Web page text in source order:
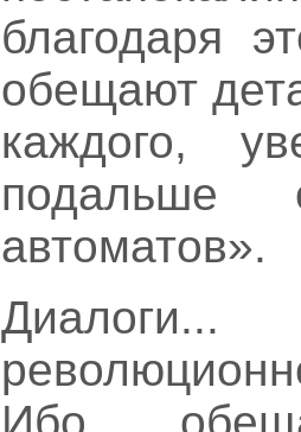
благодаря
обещают
каждого,
подальше
автоматов».
Ибо